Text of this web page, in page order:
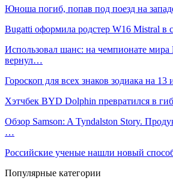
Юноша погиб, попав под поезд на
Bugatti оформила родстер W16 Mistral в
Использовал шанс: на чемпионате мира
вернул…
Гороскоп для всех знаков зодиака на 13
Хэтчбек BYD Dolphin превратился в
Обзор Samson: A Tyndalston Story.
…
Российские ученые нашли новый
Популярные категории